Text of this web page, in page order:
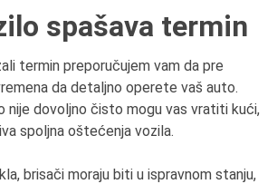
spašava termin
termin preporučujem vam da pre
da detaljno operete vaš auto.
nije dovoljno čisto mogu vas vratiti kući,
spoljna oštećenja vozila.
brisači moraju biti u ispravnom stanju,